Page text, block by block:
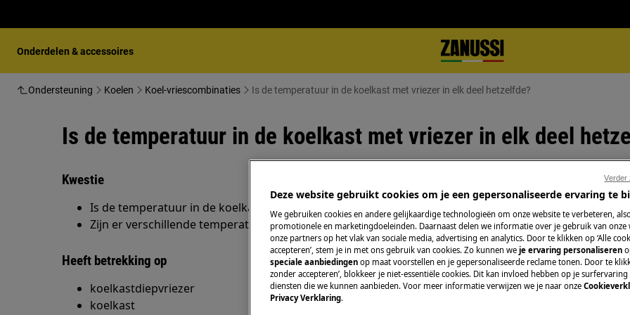
Onderdelen & accessoires
Ondersteuning Koelen Koel-vriescombinaties Is de temperatuur in de koelkast met vriezer in elk deel hetzelfde?
Is de temperatuur in de koelkast met vriezer in elk deel
Kwestie
Is de temperatuur in de koelkast met vriezer in elk deel hetzelfde?
Zijn er verschillende temperatuurgebieden in de koelkast?
Heeft betrekking op
koelkastdiepvriezer
koelkast
Boek een
Maak een
gekwalificeerde
onze
Deze website gebruikt cookies om je een gepersonaliseerde ervaring te
We gebruiken cookies en andere gelijkaardige technologieën om onze website te verbeteren,
promotionele en marketingdoeleinden. Daarnaast delen we informatie over je gebruik van onze
onze partners op het vlak van sociale media, advertising en analytics. Door te klikken op ‘Alle
accepteren’, stem je in met ons gebruik van cookies. Zo kunnen we je ervaring personaliseren
speciale aanbiedingen op maat voorstellen en je gepersonaliseerde reclame tonen. Door te
zonder accepteren’, blokkeer je niet-essentiële cookies. Dit kan invloed hebben op je
diensten die we kunnen aanbieden. Voor meer informatie verwijzen we je naar onze
Privacy Verklaring.
Verder